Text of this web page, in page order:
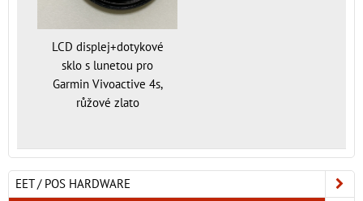
LCD displej+dotykové
sklo s lunetou pro
Garmin Vivoactive 4s,
růžové zlato
EET / POS HARDWARE